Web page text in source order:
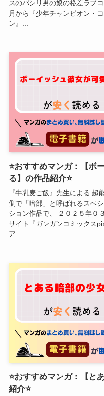
スのパシリ男の娘の格差ラブ
月から『少年チャンピオン・
ン』...
⭐おすすめマンガ：【ボ
る】の作品紹介⭐
『牛乳麦ご飯』先生による 超
側で「暗部」と呼ばれるスペ
ション作品で、 ２０２５年０
サイト『ガンガンコミックス
ア...
⭐おすすめマンガ：【と
紹介⭐